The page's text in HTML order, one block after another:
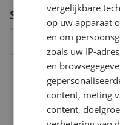
Specificaties
Maatvoering
vergelijkbare
op uw apparaat
en om
zoals uw IP-
en
content, meting
content,